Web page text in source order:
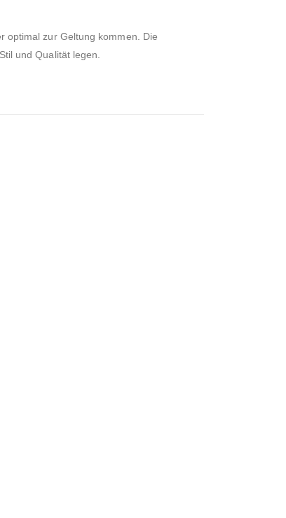
optimal zur Geltung kommen. Die
und Qualität legen.